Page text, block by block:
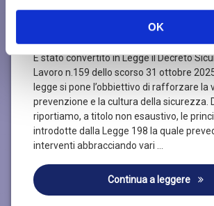
OK
È stato convertito in Legge il Decreto
Lavoro n.159 dello scorso 31 ottobre
legge si pone l’obbiettivo di rafforzare la
prevenzione e la cultura della sicurezza.
riportiamo, a titolo non esaustivo, le
introdotte dalla Legge 198 la quale
interventi abbracciando vari …
Continua a leggere LE
LEGGE
DEL
DECRETO
SALUTE
SICUREZZA
SUL
LAVORO